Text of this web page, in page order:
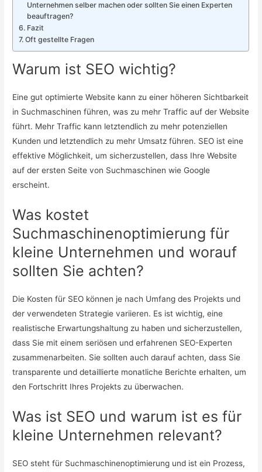
Unternehmen selber machen oder sollten Sie einen Experten
beauftragen?
Fazit
Oft gestellte Fragen
Warum ist SEO wichtig?
Eine gut optimierte Website kann zu einer höheren Sichtbarkeit
in Suchmaschinen führen, was zu mehr Traffic auf der Website
führt. Mehr Traffic kann letztendlich zu mehr potenziellen
Kunden und letztendlich zu mehr Umsatz führen. SEO ist eine
effektive Möglichkeit, um sicherzustellen, dass Ihre Website
auf der ersten Seite von Suchmaschinen wie Google
erscheint.
Was kostet
Suchmaschinenoptimierung für
kleine Unternehmen und worauf
sollten Sie achten?
Die Kosten für SEO können je nach Umfang des Projekts und
der verwendeten Strategie variieren. Es ist wichtig, eine
realistische Erwartungshaltung zu haben und sicherzustellen,
dass Sie mit einem seriösen und erfahrenen SEO-Experten
zusammenarbeiten. Sie sollten auch darauf achten, dass Sie
transparente und detaillierte monatliche Berichte erhalten, um
den Fortschritt Ihres Projekts zu überwachen.
Was ist SEO und warum ist es für
kleine Unternehmen relevant?
SEO steht für Suchmaschinenoptimierung und ist ein Prozess,